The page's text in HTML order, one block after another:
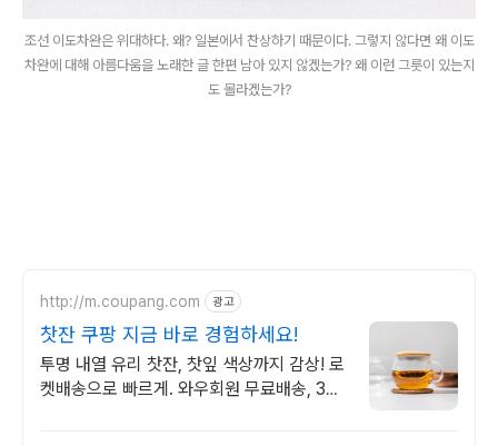
조선 이도차완은 위대하다. 왜? 일본에서 찬상하기 때문이다. 그렇지 않다면 왜 이도
차완에 대해 아름다움을 노래한 글 한편 남아 있지 않겠는가? 왜 이런 그릇이 있는지
도 몰라겠는가?
http://m.coupang.com 광고
찻잔 쿠팡 지금 바로 경험하세요!
투명 내열 유리 찻잔, 찻잎 색상까지 감상! 로
켓배송으로 빠르게. 와우회원 무료배송, 30